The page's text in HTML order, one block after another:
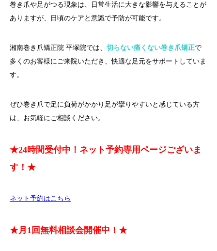
巻き爪や足がつる現象は、日常生活に大きな影響を与えることが
ありますが、日頃のケアと意識で予防が可能です。
湘南巻き爪矯正院 平塚院では、 切らない痛くない巻き爪矯正で
多くのお客様にご来院いただき、快適な足元をサポートしていま
す。
ぜひ巻き爪で足に負荷がかかり足が攣りやすいと感じている方
は、お気軽にご相談ください。
★24時間受付中！ネット予約専用ページございま
す！★
ネット予約はこちら
★月1回無料相談会開催中！★